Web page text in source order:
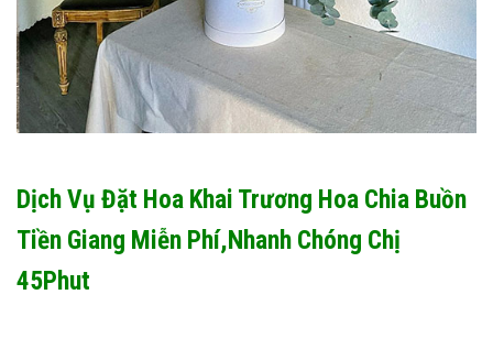
Dịch Vụ Đặt Hoa Khai Trương Hoa Chia Buồn
Tiền Giang Miễn Phí,Nhanh Chóng Chị
45Phut